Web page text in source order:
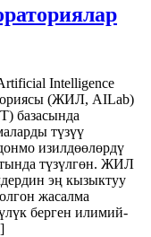
Intelligence
(ЖИЛ, AILab)
базасында
түзүү
изилдөөлөрдү
түзүлгөн. ЖИЛ
эң кызыктуу
жасалма
берген илимий-